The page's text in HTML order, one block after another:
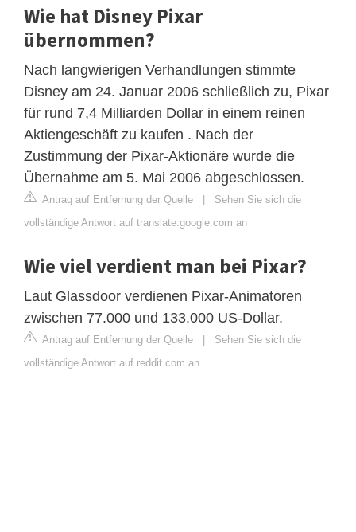
Wie hat Disney Pixar
übernommen?
Nach langwierigen Verhandlungen stimmte
Disney am 24. Januar 2006 schließlich zu, Pixar
für rund 7,4 Milliarden Dollar in einem reinen
Aktiengeschäft zu kaufen . Nach der
Zustimmung der Pixar-Aktionäre wurde die
Übernahme am 5. Mai 2006 abgeschlossen.
Antrag auf Entfernung der Quelle
Sehen Sie sich die
vollständige Antwort auf translate.google.com an
Wie viel verdient man bei Pixar?
Laut Glassdoor verdienen Pixar-Animatoren
zwischen 77.000 und 133.000 US-Dollar.
Antrag auf Entfernung der Quelle
Sehen Sie sich die
vollständige Antwort auf reddit.com an